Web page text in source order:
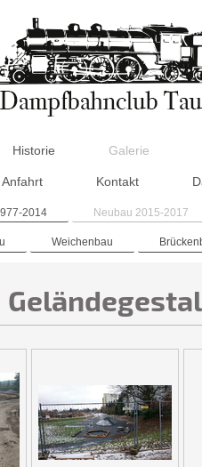
Historie Galerie
Anfahrt Kontakt
2014 Neubau 2015-2017
Weichenbau